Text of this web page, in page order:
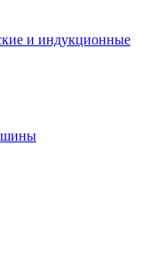
и индукционные